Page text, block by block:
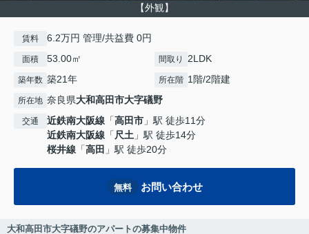
【外観】
賃料 6.2万円 管理/共益費 0円
面積 53.00㎡ 間取り 2LDK
築年数 築21年 所在階 1階/2階建
所在地 奈良県大和高田市大字礒野
交通 近鉄南大阪線 「高田市 」駅 徒歩11分
近鉄南大阪線 「尺土 」駅 徒歩14分
桜井線 「高田 」駅 徒歩20分
無料 お問い合わせ
大和高田市大字礒野のアパートの募集中物件